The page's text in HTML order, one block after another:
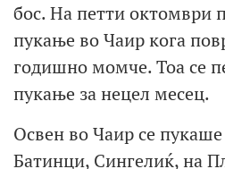
бос. На петти октомври
пукање во Чаир кога
годишно момче. Тоа се
пукање за нецел месец.
Освен во Чаир се
Батинци, Сингелиќ, на